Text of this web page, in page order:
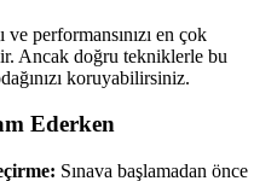
ve performansınızı en çok
Ancak doğru tekniklerle bu
koruyabilirsiniz.
Ederken
Sınava başlamadan önce